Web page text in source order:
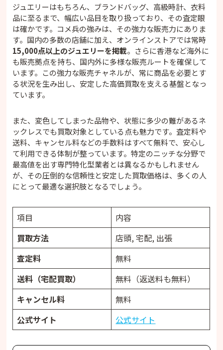
ジュエリーはもちろん、ブランドバッグ、高級時計、衣料
品に至るまで、幅広い品目を取り扱っており、その査定眼
は確かです。コメ兵の強みは、その強力な販売力にありま
す。国内の多数の店舗に加え、オンラインストアでは常時
15,000点以上のジュエリーを掲載。さらに香港など海外に
も販売拠点を持ち、国内外に多様な販売ルートを確保して
います。この強力な販売チャネルが、常に商品を必要とす
る状況を生み出し、安定した高価買取を支える基盤となっ
ています。
また、変色してしまった品物や、状態に多少の難があるネ
ックレスでも買取対象としている点も魅力です。査定料や
送料、キャンセル料などの手数料はすべて無料で、安心し
て利用できる体制が整っています。特定のニッチな分野で
最高値を出す専門特化型業者とは異なるかもしれません
が、その圧倒的な信頼性と安定した買取価格は、多くの人
にとって最適な選択肢となるでしょう。
項目
内容
買取方法
店頭, 宅配, 出張
査定料
無料
送料（宅配買取）
無料（返送料も無料）
キャンセル料
無料
公式サイト
公式サイト